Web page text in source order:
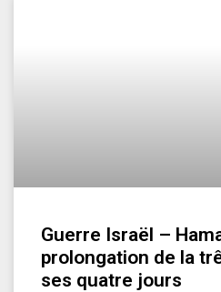
Guerre Israël –
prolongation de la
ses quatre jours